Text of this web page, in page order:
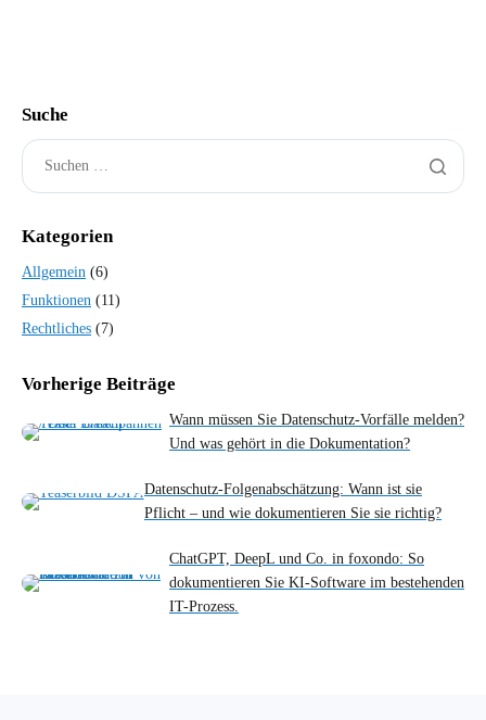
Suche
Kategorien
Allgemein (6)
Funktionen (11)
Rechtliches (7)
Vorherige Beiträge
Wann müssen Sie Datenschutz-Vorfälle melden?
Und was gehört in die Dokumentation?
Datenschutz-Folgenabschätzung: Wann ist sie
Pflicht – und wie dokumentieren Sie sie richtig?
ChatGPT, DeepL und Co. in foxondo: So
dokumentieren Sie KI-Software im bestehenden
IT-Prozess.